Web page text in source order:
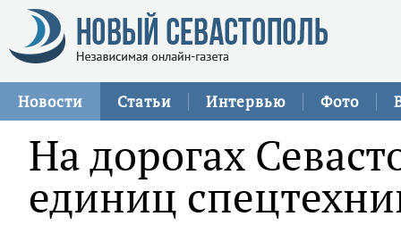
Новости Статьи Интервью Фото
На дорогах
единиц